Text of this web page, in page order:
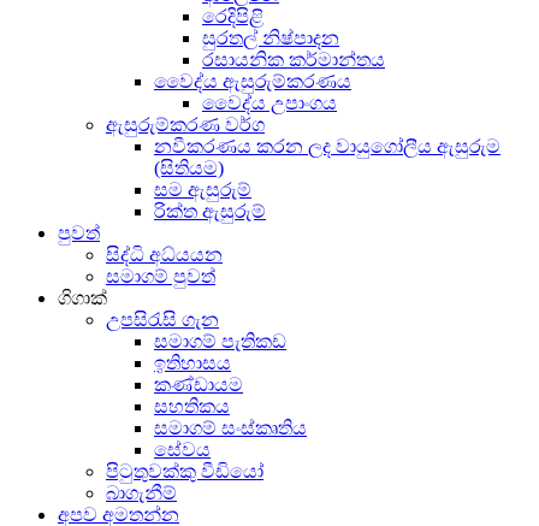
රෙදිපිළි
සුරතල් නිෂ්පාදන
රසායනික කර්මාන්තය
වෛද්ය ඇසුරුම්කරණය
වෛද්ය උපාංගය
ඇසුරුම්කරණ වර්ග
නවීකරණය කරන ලද වායුගෝලීය ඇසුරුම
(සිතියම)
සම ඇසුරුම්
රික්ත ඇසුරුම්
පුවත්
සිද්ධි අධ්යයන
සමාගම් පුවත්
ගිගාක්
උපසිරැසි ගැන
සමාගම් පැතිකඩ
ඉතිහාසය
කණ්ඩායම
සහතිකය
සමාගම් සංස්කෘතිය
සේවය
පිටුතුවක්කු වීඩියෝ
බාගැනීම්
අපව අමතන්න